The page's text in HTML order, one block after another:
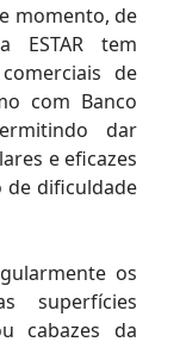
momento, de
ESTAR tem
de
com Banco
dar
e eficazes
de dificuldade
os
superfícies
cabazes da